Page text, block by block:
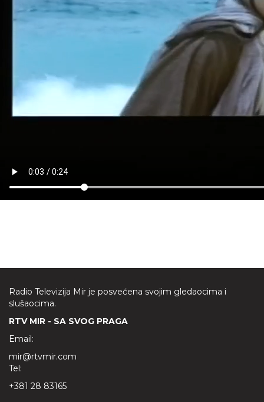
Radio Televizija Mir je posvećena svojim gledaocima i
slušaocima.
RTV MIR - SA SVOG PRAGA
Email:
mir@rtvmir.com
Tel:
+381 28 83165